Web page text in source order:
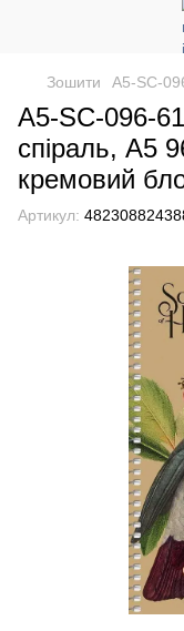
Зошити A5-SC-
A5-SC-096-
спiраль, А5
кремовий
Артикул: